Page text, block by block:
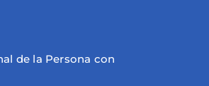
de la Persona con